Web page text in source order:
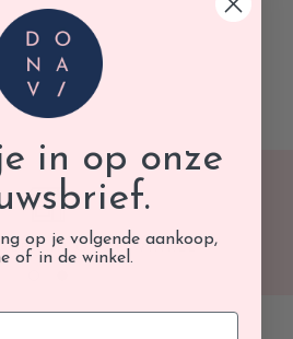
IN ONZE WINKEL
in op onze
op je volgende aankoop,
of in de winkel.